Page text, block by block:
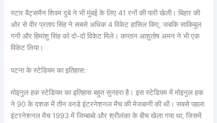
स्टार बैट्समैन शिवम दुबे ने भी मुंबई के लिए 41 रनों की पारी खेली। बिहार की
ओर से वीर प्रताप सिंह ने सबसे अधिक 4 विकेट हासिल किए, जबकि साकिबुल
गनी और हिमांशु सिंह को दो-दो विकेट मिले। कप्तान आशुतोष अमन ने भी एक
विकेट लिया।
पटना के स्टेडियम का इतिहास:
मोइनुल हक स्टेडियम का इतिहास बहुत सुनहरा है। इस स्टेडियम में मोइनुल हक
ने 90 के दशक में तीन वनडे इंटरनेशनल मैच की मेजबानी की थी। सबसे पहला
इंटरनेशनल मैच 1993 में जिम्बाब्वे और श्रीलंका के बीच खेला गया था, जिसमें